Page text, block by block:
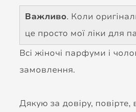
Важливо. Коли
це просто мої ліки для
Всі жіночі парфуми і
замовлення.
Дякую за довіру, повірте,